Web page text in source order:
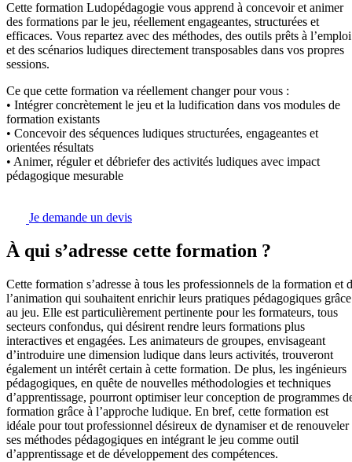
Cette formation Ludopédagogie vous apprend à concevoir et animer
des formations par le jeu, réellement engageantes, structurées et
efficaces. Vous repartez avec des méthodes, des outils prêts à l’emploi
et des scénarios ludiques directement transposables dans vos propres
sessions.
Ce que cette formation va réellement changer pour vous :
• Intégrer concrètement le jeu et la ludification dans vos modules de
formation existants
• Concevoir des séquences ludiques structurées, engageantes et
orientées résultats
• Animer, réguler et débriefer des activités ludiques avec impact
pédagogique mesurable
Je demande un devis
À qui s’adresse cette formation ?
Cette formation s’adresse à tous les professionnels de la formation et
l’animation qui souhaitent enrichir leurs pratiques pédagogiques grâce
au jeu. Elle est particulièrement pertinente pour les formateurs, tous
secteurs confondus, qui désirent rendre leurs formations plus
interactives et engagées. Les animateurs de groupes, envisageant
d’introduire une dimension ludique dans leurs activités, trouveront
également un intérêt certain à cette formation. De plus, les ingénieurs
pédagogiques, en quête de nouvelles méthodologies et techniques
d’apprentissage, pourront optimiser leur conception de programmes
formation grâce à l’approche ludique. En bref, cette formation est
idéale pour tout professionnel désireux de dynamiser et de renouveler
ses méthodes pédagogiques en intégrant le jeu comme outil
d’apprentissage et de développement des compétences.